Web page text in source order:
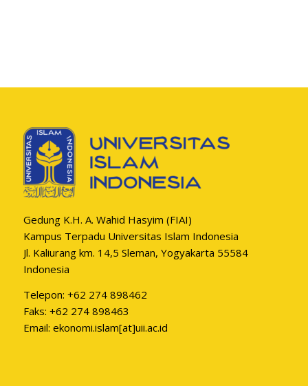
Gedung K.H. A. Wahid Hasyim (FIAI)
Kampus Terpadu Universitas Islam Indonesia
Jl. Kaliurang km. 14,5 Sleman, Yogyakarta 55584
Indonesia
Telepon: +62 274 898462
Faks: +62 274 898463
Email: ekonomi.islam[at]uii.ac.id